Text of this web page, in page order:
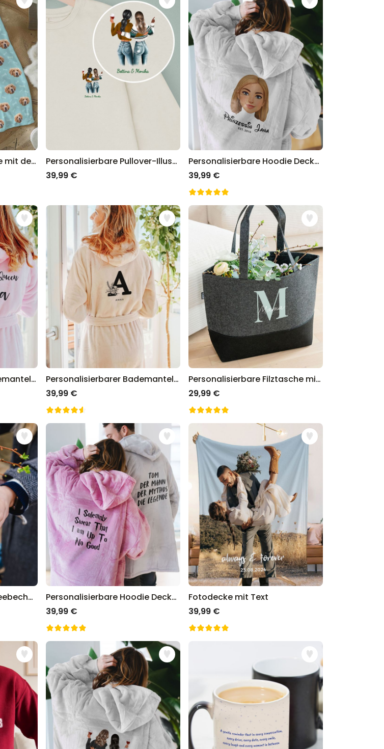
Personalisierbare Decke mit deinem Haustier
Personalisierbare Pullover-Illustration zwei Freundinnen
39,99 €
Personalisierbare Hoodie Decke Cartoon Yourself
39,99 €
Personalisierbarer Bademantel mit Name
Personalisierbarer Bademantel mit Monogramm
39,99 €
Personalisierbare Filztasche mit Monogramm
29,99 €
Personalisierbarer Kaffeebecher mit Spruch
Personalisierbare Hoodie Decke mit Text
39,99 €
Fotodecke mit Text
39,99 €